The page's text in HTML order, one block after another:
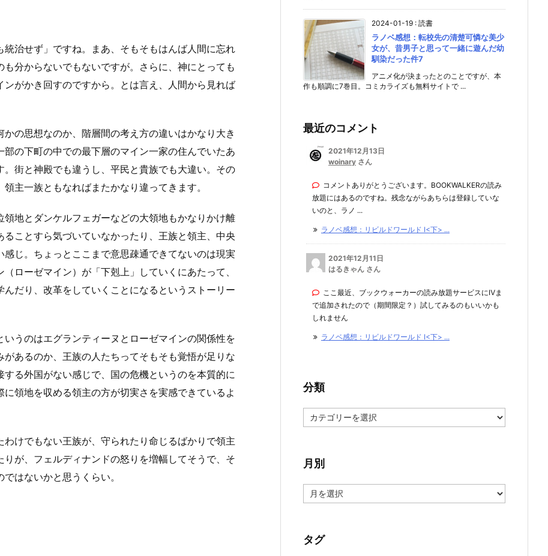
治せず」ですね。まあ、そもそもはんば人間に忘れ
分からないでもないですが。さらに、神にとっても
がかき回すのですから。とは言え、人間から見れば
の思想なのか、階層間の考え方の違いはかなり大き
の下町の中での最下層のマイン一家の住んでいたあ
街と神殿でも違うし、平民と貴族でも大違い。その
主一族ともなればまたかなり違ってきます。
地とダンケルフェガーなどの大領地もかなりかけ離
ことすら気づいていなかったり、王族と領主、中央
じ。ちょっとここまで意思疎通できてないのは現実
ローゼマイン）が「下剋上」していくにあたって、
だり、改革をしていくことになるというストーリー
うのはエグランティーヌとローゼマインの関係性を
あるのか、王族の人たちってそもそも覚悟が足りな
る外国がない感じで、国の危機というのを本質的に
領地を収める領主の方が切実さを実感できているよ
けでもない王族が、守られたり命じるばかりで領主
が、フェルディナンドの怒りを増幅してそうで、そ
はないかと思うくらい。
2024-01-19 : 読書
ラノベ感想：転校先の清楚可憐な美少
女が、昔男子と思って一緒に遊んだ幼
馴染だった件7
アニメ化が決まったとのことですが、本
作も順調に7巻目。コミカライズも無料サイトで ...
最近のコメント
2021年12月13日
woinary さん
コメントありがとうございます。BOOKWALKERの読み
放題にはあるのですね。残念ながらあちらは登録していな
いのと、ラノ ...
ラノベ感想：リビルドワールド I<下> ...
2021年12月11日
はるきゃん さん
ここ最近、ブックウォーカーの読み放題サービスにⅣま
で追加されたので（期間限定？）試してみるのもいいかも
しれません
ラノベ感想：リビルドワールド I<下> ...
分類
類
月別
別
タグ